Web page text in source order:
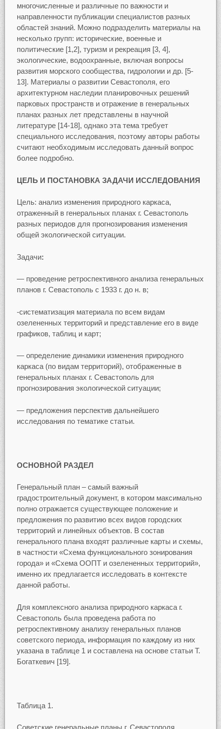
многочисленные и различные по важности и
направленности публикации специалистов разных
областей знаний. Можно подразделить материалы на
несколько групп: исторические, военные и
политические [1,2], туризм и рекреация [3, 4],
экологические, водоохранные, включая вопросы
развития морского сообщества, гидрологии и др. [5-
13]. Материалы о развитии Севастополя, его
архитектурном наследии планировочных решений
парковых пространств и отражение в генеральных
планах разных лет представлены в научной
литературе [14-18], однако эта тема требует
специального исследования, поэтому авторы работы
считают необходимым исследовать данный вопрос
более подробно.
ЦЕЛЬ И ПОСТАНОВКА ЗАДАЧИ ИССЛЕДОВАНИЯ
Цель: анализ изменения природного каркаса,
отраженный в генеральных планах г. Севастополь
разных периодов для прогнозирования изменения
общей экологической ситуации.
Задачи:
— проведение ретроспективного анализа генеральных
планов г. Севастополь с 1933 г. до н. в;
-систематизация материала по всем видам
озелененных территорий и представление его в виде
графиков, таблиц и карт;
— определение динамики изменения природного
каркаса (по видам территорий), отображенные в
генеральных планах г. Севастополь для
прогнозирования экологической ситуации;
— предложения перспектив дальнейшего
исследования по тематике статьи.
ОСНОВНОЙ РАЗДЕЛ
Генеральный план – самый важный
градостроительный документ, в котором максимально
полно отражается существующее положение и
предложения по развитию всех видов городских
территорий и линейных объектов. В состав
генерального плана входят различные карты и схемы,
в частности «Схема функционального зонирования
города» и «Схема ООПТ и озелененных территорий»,
именно их предлагается исследовать в контексте
данной работы.
Для комплексного анализа природного каркаса г.
Севастополь была проведена работа по
ретроспективному анализу генеральных планов
советского периода, информация по каждому из них
указана в таблице 1 и составлена на основе статьи Т.
Богаткевич [19].
Таблица 1.